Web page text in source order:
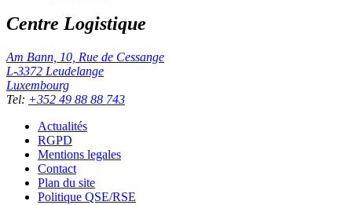
Centre Logistique
Am Bann, 10, Rue de Cessange
L-3372 Leudelange
Luxembourg
Tel: +352 49 88 88 743
Actualités
RGPD
Mentions legales
Contact
Plan du site
Politique QSE/RSE